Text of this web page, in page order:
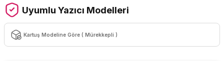
Uyumlu Yazıcı Modelleri
Kartuş Modeline Göre ( Mürekkepli )